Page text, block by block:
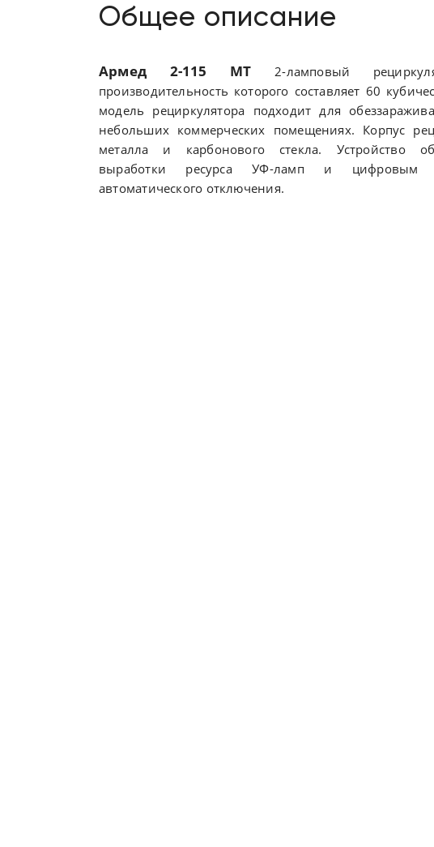
Общее описание
Армед 2-115 МТ 2-ламповый
производительность которого составляет 60
модель рециркулятора подходит для
небольших коммерческих помещениях. Корпус
металла и карбонового стекла. Устройство
выработки ресурса УФ-ламп и цифровым
автоматического отключения.